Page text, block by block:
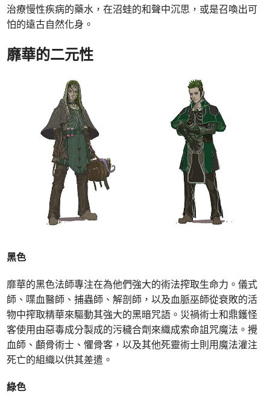
治療慢性疾病的藥水，在沼蛙的和聲中沉思，或是召喚出可
怕的遠古自然化身。
靡華的二元性
黑色
靡華的黑色法師專注在為他們強大的術法搾取生命力。儀式
師、喋血醫師、捕蟲師、解剖師，以及血脈巫師從衰敗的活
物中搾取精華來驅動其強大的黑暗咒語。災禍術士和鼎鑊怪
客使用由惡毒成分製成的污穢合劑來織成索命詛咒魔法。攪
血師、顱骨術士、懼骨客，以及其他死靈術士則用魔法灌注
死亡的組織以供其差遣。
綠色